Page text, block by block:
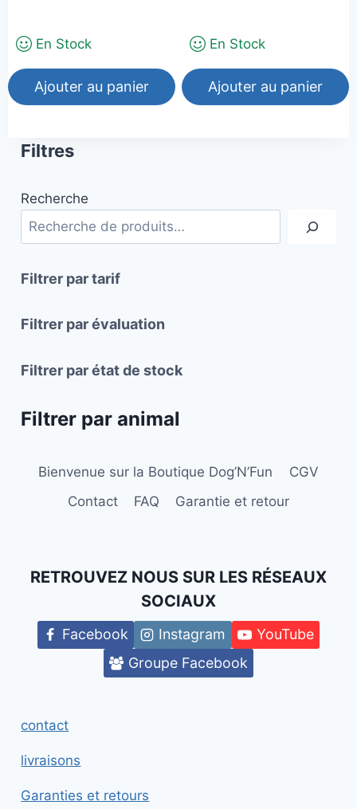
En Stock
Ajouter au panier
était :
est :
En Stock
Ajouter au panier
Filtres
Recherche
Filtrer par tarif
Filtrer par évaluation
Filtrer par état de stock
Filtrer par animal
Bienvenue sur la Boutique Dog’N’Fun
CGV
Contact
FAQ Garantie et retour
RETROUVEZ NOUS SUR LES RÉSEAUX
SOCIAUX
Facebook Instagram
YouTube
Groupe Facebook
contact
livraisons
Garanties et retours